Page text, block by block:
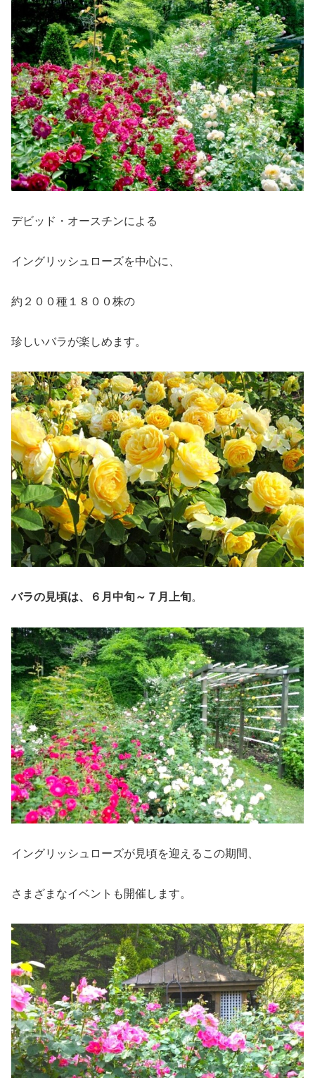
デビッド・オースチンによる
イングリッシュローズを中心に、
約２００種１８００株の
珍しいバラが楽しめます。
バラの見頃は、６月中旬～７月上旬。
イングリッシュローズが見頃を迎えるこの期間、
さまざまなイベントも開催します。